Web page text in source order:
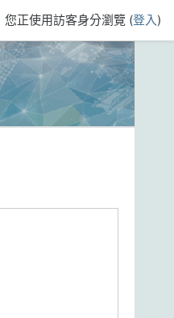
您正使用訪客身分瀏覽 (登入)